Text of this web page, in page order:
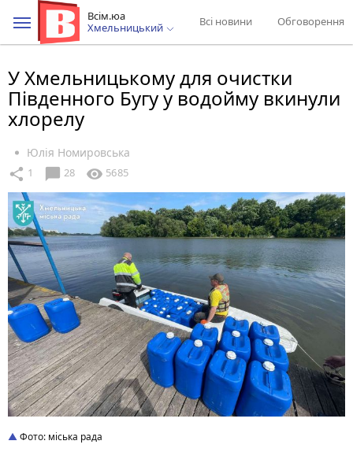
Всім.юа
Хмельницький
Всі новини Обговорення
У Хмельницькому для очистки
Південного Бугу у водойму вкинули
хлорелу
Юлія Номировська
share 1 chat_bubble 28 visibility 5685
Фото: міська рада